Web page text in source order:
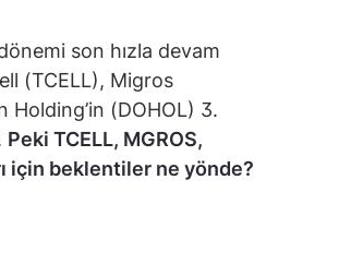
son hızla devam
(TCELL), Migros
Holding’in (DOHOL) 3.
Peki TCELL, MGROS,
için beklentiler ne yönde?